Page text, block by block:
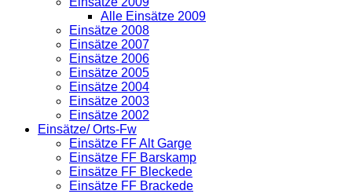
Alle Einsätze 2009
Einsätze 2008
Einsätze 2007
Einsätze 2006
Einsätze 2005
Einsätze 2004
Einsätze 2003
Einsätze 2002
Einsätze/ Orts-Fw
Einsätze FF Alt Garge
Einsätze FF Barskamp
Einsätze FF Bleckede
Einsätze FF Brackede